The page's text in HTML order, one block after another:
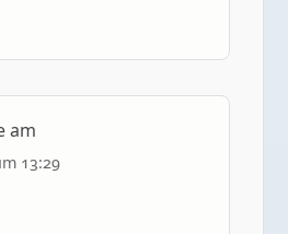
am
13:29